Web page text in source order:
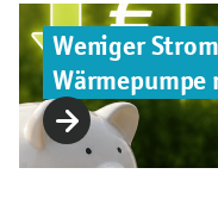
Weniger
Wärmepumpe